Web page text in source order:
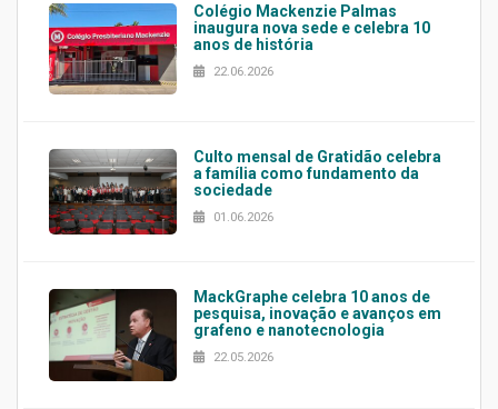
Colégio Mackenzie Palmas
inaugura nova sede e celebra 10
anos de história
22.06.2026
Culto mensal de Gratidão celebra
a família como fundamento da
sociedade
01.06.2026
MackGraphe celebra 10 anos de
pesquisa, inovação e avanços em
grafeno e nanotecnologia
22.05.2026